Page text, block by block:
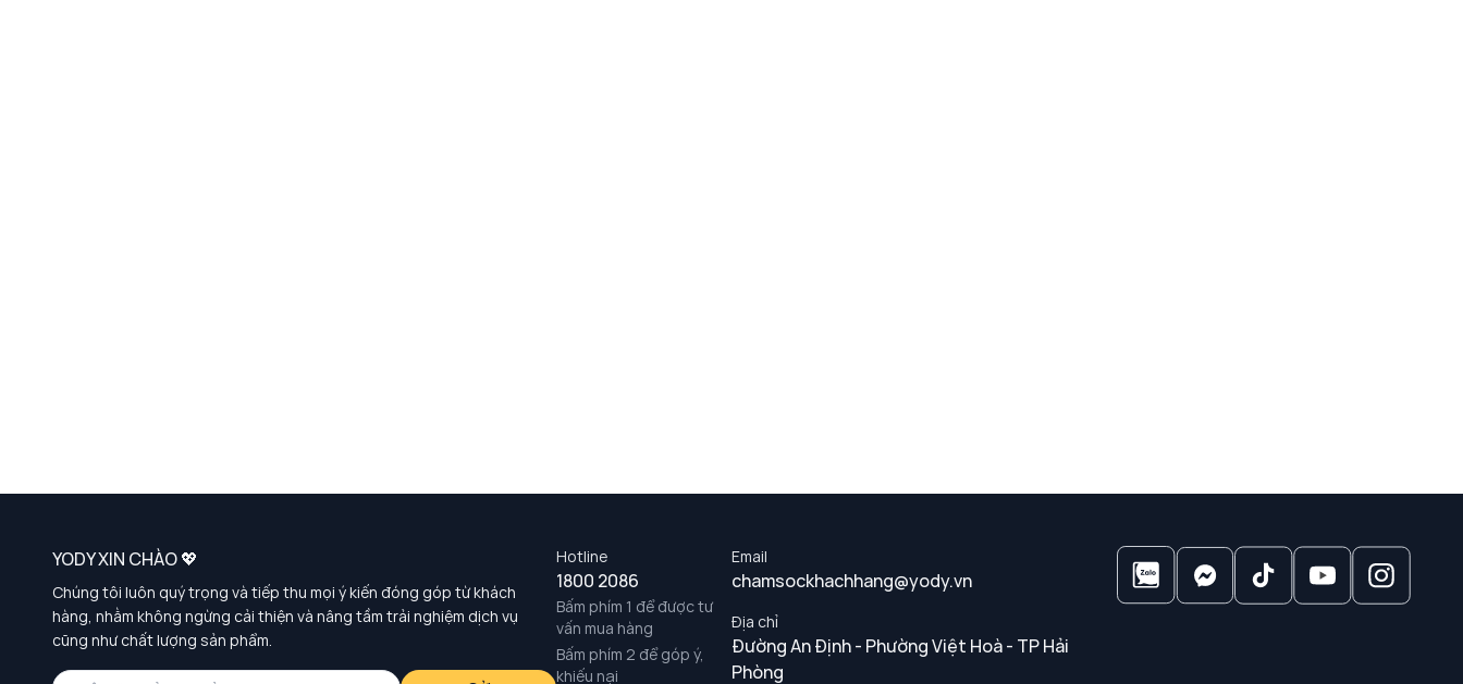
Hotline
1800 2086
Bấm phím 1 để được tư
vấn mua hàng
Bấm phím 2 để góp ý,
khiếu nại
Email
chamsockhachhang@yody.vn
Địa chỉ
Đường An Định - Phường Việt Hoà - TP Hải
Phòng
YODY XIN CHÀO 💖
Chúng tôi luôn quý trọng và tiếp thu mọi ý kiến đóng góp từ khách
hàng, nhằm không ngừng cải thiện và nâng tầm trải nghiệm dịch vụ
cũng như chất lượng sản phẩm.